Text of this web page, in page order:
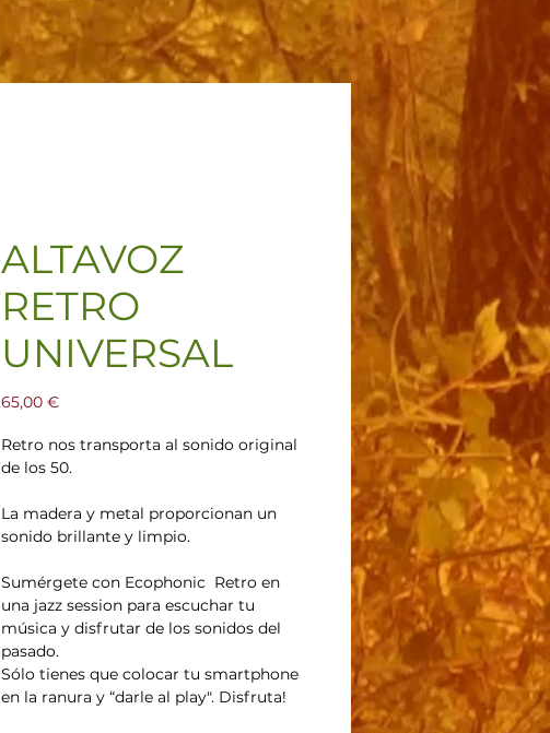
ALTAVOZ
RETRO
UNIVERSAL
65,00 €Precio
Retro nos transporta al sonido original
de los 50.
La madera y metal proporcionan un
sonido brillante y limpio.
Sumérgete con Ecophonic  Retro en
una jazz session para escuchar tu
música y disfrutar de los sonidos del
pasado.
Sólo tienes que colocar tu smartphone
en la ranura y “darle al play". Disfruta!